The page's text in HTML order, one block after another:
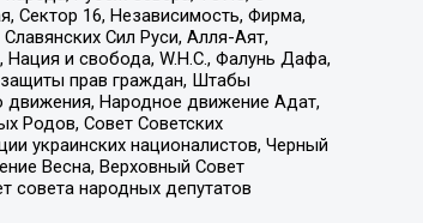
Сектор 16, Независимость, Фирма,
Сил Руси, Алля-Аят,
Нация и свобода, W.H.С., Фалунь Дафа,
прав граждан, Штабы
движения, Народное движение Адат,
Родов, Совет Советских
украинских националистов, Черный
Весна, Верховный Совет
совета народных депутатов